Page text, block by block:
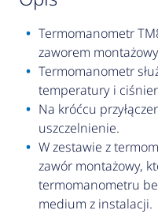
Termomanometr
zaworem
Termomanometr
temperatury i
Na króćcu
uszczelnienie.
W zestawie z
zawór montażowy,
termomanometru
medium z instalacji.